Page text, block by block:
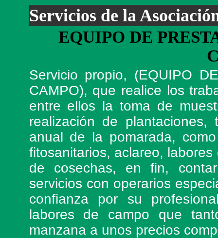
Servicios de la
EQUIPO DE
Servicio propio, (EQUIPO
CAMPO), que realice los
entre ellos la toma de
realización de
anual de la pomarada,
fitosanitarios, aclareo,
de cosechas, en fin,
servicios con operarios
confianza por su
labores de campo que
manzana a unos precios